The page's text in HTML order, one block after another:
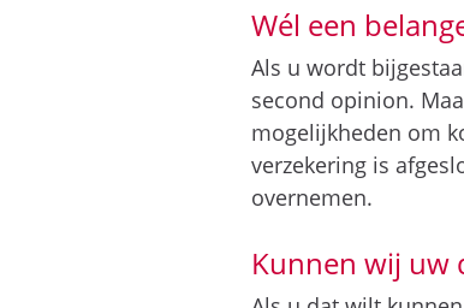
Wél een
Als u wordt
second opinion.
mogelijkheden om
verzekering is
overnemen.
Kunnen wij uw